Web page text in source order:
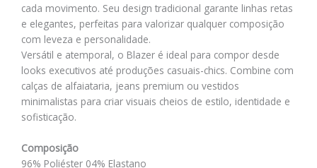
cada movimento. Seu design tradicional garante linhas retas
e elegantes, perfeitas para valorizar qualquer composição
com leveza e personalidade.
Versátil e atemporal, o Blazer é ideal para compor desde
looks executivos até produções casuais-chics. Combine com
calças de alfaiataria, jeans premium ou vestidos
minimalistas para criar visuais cheios de estilo, identidade e
sofisticação.
Composição
96% Poliéster 04% Elastano